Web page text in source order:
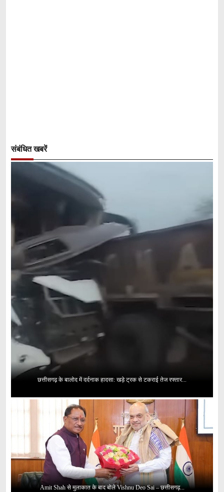
संबंधित खबरें
छत्तीसगढ़ के बालोद में दर्दनाक हादसा: खड़े ट्रक से टकराई तेज रफ्तार...
Amit Shah से मुलाकात के बाद बोले Vishnu Deo Sai – छत्तीसगढ़...